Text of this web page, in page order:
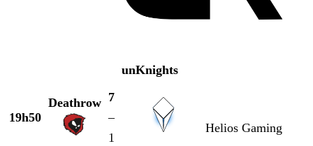
unKnights
19h50
Deathrow 7
–
1
Helios Gaming